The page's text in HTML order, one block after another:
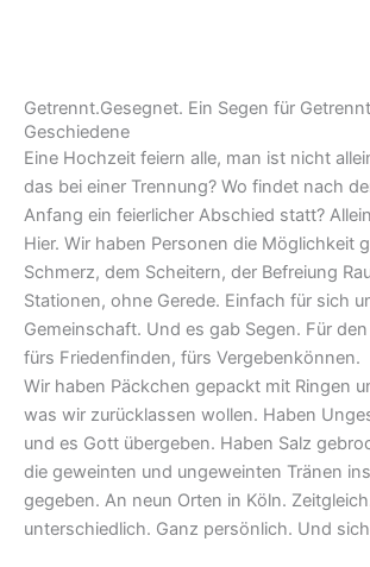
Getrennt.Gesegnet. Ein Segen für
Geschiedene
Eine Hochzeit feiern alle, man ist nicht
das bei einer Trennung? Wo findet nach
Anfang ein feierlicher Abschied statt?
Hier. Wir haben Personen die Möglichkeit
Schmerz, dem Scheitern, der Befreiung
Stationen, ohne Gerede. Einfach für sich
Gemeinschaft. Und es gab Segen. Für
fürs Friedenfinden, fürs Vergebenkönnen.
Wir haben Päckchen gepackt mit Ringen
was wir zurücklassen wollen. Haben
und es Gott übergeben. Haben Salz
die geweinten und ungeweinten Tränen
gegeben. An neun Orten in Köln.
unterschiedlich. Ganz persönlich. Und